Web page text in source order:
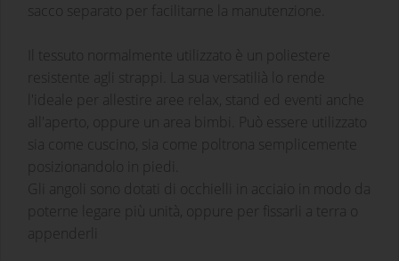
sacco separato per facilitarne la manutenzione.
Il tessuto normalmente utilizzato è un poliestere
resistente agli strappi. La sua versatilià lo rende
l'ideale per allestire aree relax, stand ed eventi anche
all'aperto, oppure un area bimbi. Può essere utilizzato
sia come cuscino, sia come poltrona semplicemente
posizionandolo in piedi.
Gli angoli sono dotati di occhielli in acciaio in modo da
poterne legare più unità, oppure per fissarli a terra o
appenderli